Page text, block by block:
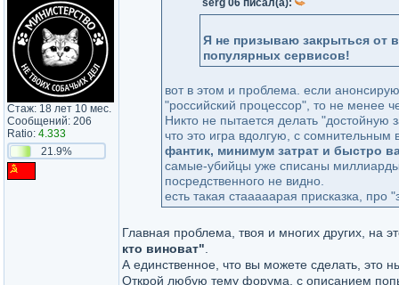
Стаж: 18 лет 10 мес.
Сообщений: 206
Ratio: 4.333
21.9%
serg 06 писал(а):
Я не призываю закрыться от
популярных сервисов!
вот в этом и проблема. если
"российский процессор", то не менее
Никто не пытается делать "достойную
что это игра вдолгую, с
фантик, минимум затрат и быстро
самые-убийцы уже списаны
посредственного не видно.
есть такая стааааарая присказка, про
Главная проблема, твоя и многих других, на
кто виноват"
А единственное, что вы можете сделать, это
Открой любую тему форума, с описанием